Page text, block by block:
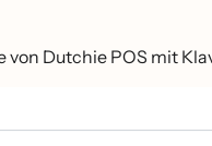
von Dutchie POS mit